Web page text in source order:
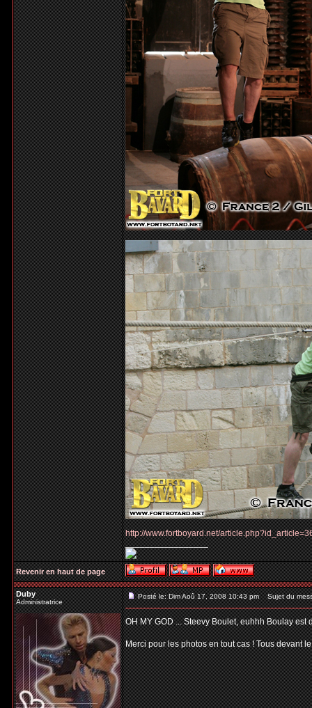
http://www.fortboyard.net/
_________________
Revenir en haut de page
Duby
Administratrice
Posté le: Dim Aoû 17, 2008 10:43 pm Sujet du
OH MY GOD ... Steevy Boulet, euhhh Boulay
Merci pour les photos en tout cas ! Tous devant